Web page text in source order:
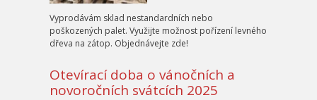
Vyprodávám sklad nestandardních nebo
poškozených palet. Využijte možnost pořízení levného
dřeva na zátop. Objednávejte zde!
Otevírací doba o vánočních a
novoročních svátcích 2025